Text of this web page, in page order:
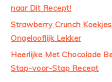
naar Dit Recept!
Strawberry Crunch
Ongelooflijk Lekker
Heerlijke Met Chocolade
Stap-voor-Stap Recept